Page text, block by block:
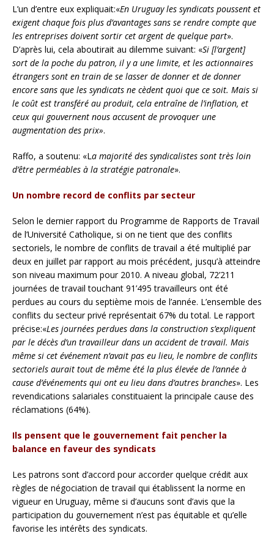
L’un d’entre eux expliquait:«En Uruguay les syndicats poussent et
exigent chaque fois plus d’avantages sans se rendre compte que
les entreprises doivent sortir cet argent de quelque part».
D’après lui, cela aboutirait au dilemme suivant: «Si [l’argent]
sort de la poche du patron, il y a une limite, et les actionnaires
étrangers sont en train de se lasser de donner et de donner
encore sans que les syndicats ne cèdent quoi que ce soit. Mais si
le coût est transféré au produit, cela entraîne de l’inflation, et
ceux qui gouvernent nous accusent de provoquer une
augmentation des prix».
Raffo, a soutenu: «La majorité des syndicalistes sont très loin
d’être perméables à la stratégie patronale».
Un nombre record de conflits par secteur
Selon le dernier rapport du Programme de Rapports de Travail
de l’Université Catholique, si on ne tient que des conflits
sectoriels, le nombre de conflits de travail a été multiplié par
deux en juillet par rapport au mois précédent, jusqu’à atteindre
son niveau maximum pour 2010. A niveau global, 72’211
journées de travail touchant 91’495 travailleurs ont été
perdues au cours du septième mois de l’année. L’ensemble des
conflits du secteur privé représentait 67% du total. Le rapport
précise:«Les journées perdues dans la construction s’expliquent
par le décès d’un travailleur dans un accident de travail. Mais
même si cet événement n’avait pas eu lieu, le nombre de conflits
sectoriels aurait tout de même été la plus élevée de l’année à
cause d’événements qui ont eu lieu dans d’autres branches». Les
revendications salariales constituaient la principale cause des
réclamations (64%).
Ils pensent que le gouvernement fait pencher la
balance en faveur des syndicats
Les patrons sont d’accord pour accorder quelque crédit aux
règles de négociation de travail qui établissent la norme en
vigueur en Uruguay, même si d’aucuns sont d’avis que la
participation du gouvernement n’est pas équitable et qu’elle
favorise les intérêts des syndicats.